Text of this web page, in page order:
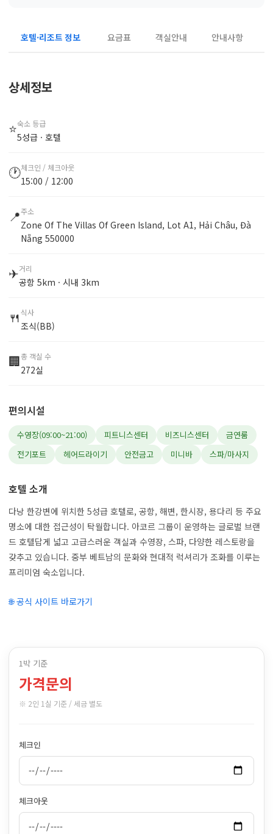
호텔·리조트 정보 요금표 객실안내 안내사항
상세정보
⭐숙소 등급
5성급 · 호텔
🕐체크인 / 체크아웃
15:00 / 12:00
📍주소
Zone Of The Villas Of Green Island, Lot A1, Hải Châu, Đà
Nẵng 550000
✈거리
공항 5km · 시내 3km
🍴식사
조식(BB)
🏢총 객실 수
272실
편의시설
수영장(09:00~21:00) 피트니스센터 비즈니스센터
금연룸
전기포트
헤어드라이기 안전금고 미니바 스파/마사지
호텔 소개
다낭 한강변에 위치한 5성급 호텔로, 공항, 해변, 한시장, 용다리 등 주요
명소에 대한 접근성이 탁월합니다. 아코르 그룹이 운영하는 글로벌 브랜
드 호텔답게 넓고 고급스러운 객실과 수영장, 스파, 다양한 레스토랑을
갖추고 있습니다. 중부 베트남의 문화와 현대적 럭셔리가 조화를 이루는
프리미엄 숙소입니다.
🌐 공식 사이트 바로가기
1박 기준
가격문의
※ 2인 1실 기준 / 세금 별도
체크인
체크아웃